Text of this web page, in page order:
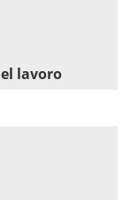
lavoro